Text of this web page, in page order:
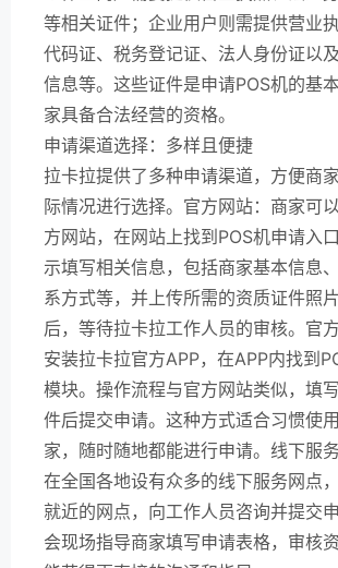
等相关证件；企业用户则需提供营业
代码证、税务登记证、法人身份证以
信息等。这些证件是申请POS机的基
家具备合法经营的资格。
申请渠道选择：多样且便捷
拉卡拉提供了多种申请渠道，方便商
际情况进行选择。官方网站：商家可
方网站，在网站上找到POS机申请入
示填写相关信息，包括商家基本信息
系方式等，并上传所需的资质证件照
后，等待拉卡拉工作人员的审核。官
安装拉卡拉官方APP，在APP内找到
模块。操作流程与官方网站类似，填
件后提交申请。这种方式适合习惯使
家，随时随地都能进行申请。线下服
在全国各地设有众多的线下服务网点
就近的网点，向工作人员咨询并提交
会现场指导商家填写申请表格，审核